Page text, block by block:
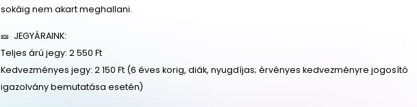
sokáig nem akart meghallani.
🎫 JEGYÁRAINK:
Teljes árú jegy: 2 550 Ft
Kedvezményes jegy: 2 150 Ft (6 éves korig, diák, nyugdíjas; érvényes kedvezményre jogosító
igazolvány bemutatása esetén)